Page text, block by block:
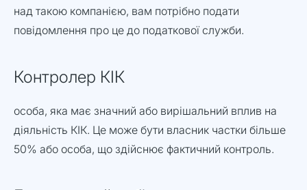
над такою компанією, вам потрібно подати
повідомлення про це до податкової служби.
Контролер КІК
особа, яка має значний або вирішальний вплив на
діяльність КІК. Це може бути власник частки більше
50% або особа, що здійснює фактичний контроль.